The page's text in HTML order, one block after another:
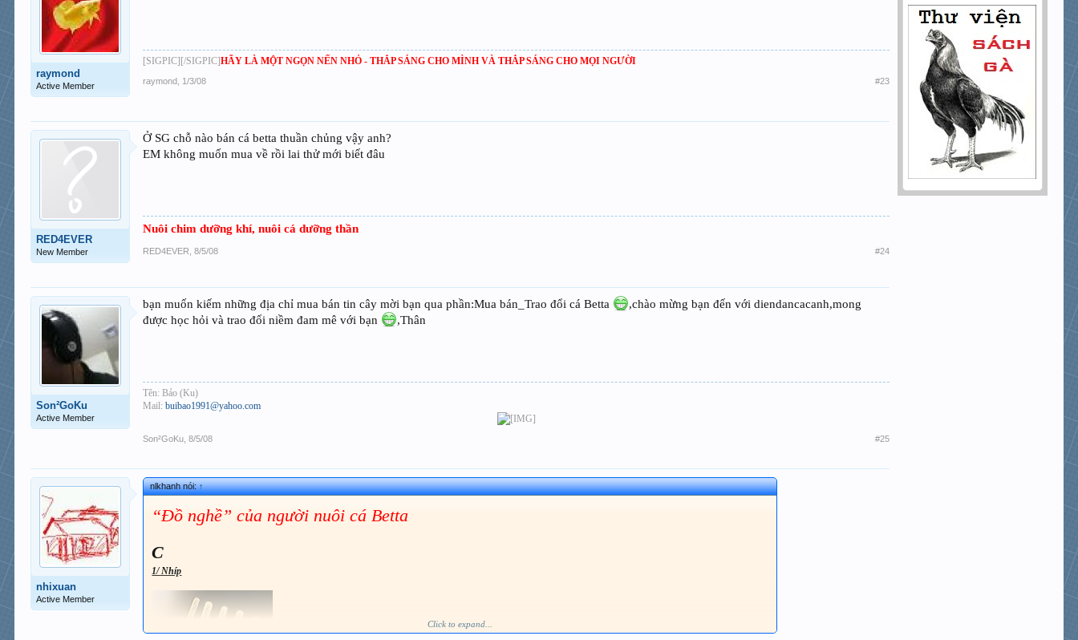
raymond
Active Member
[SIGPIC][/SIGPIC]HÃY LÀ MỘT NGỌN NẾN NHỎ - THẮP SÁNG CHO MÌNH VÀ THẮP SÁNG CHO MỌI NGƯỜI
raymond 1/3/08 #23
RED4EVER
New Member
Ở SG chỗ nào bán cá betta thuần chủng vậy anh?
EM không muốn mua về rồi lai thử mới biết đâu
Nuôi chim dưỡng khí, nuôi cá dưỡng thần
RED4EVER 8/5/08 #24
Son²GoKu
Active Member
bạn muốn kiếm những địa chỉ mua bán tin cây mời bạn qua phần:Mua bán_Trao đổi cá Betta
,chào mừng bạn đến với diendancacanh,mong
được học hỏi và trao đổi niềm đam mê với bạn
,Thân
Tên: Bảo (Ku)
Mail:buibao1991@yahoo.com
Son²GoKu 8/5/08 #25
nhixuan
Active Member
nlkhanh nói:↑
“Đồ nghề” của người nuôi cá Betta
C
1/ Nhíp
Click to expand...